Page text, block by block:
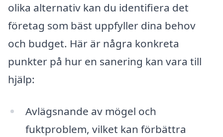
olika alternativ kan du identifiera det
företag som bäst uppfyller dina behov
och budget. Här är några konkreta
punkter på hur en sanering kan vara till
hjälp:
Avlägsnande av mögel och
fuktproblem, vilket kan förbättra